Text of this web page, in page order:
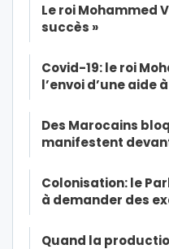
Le roi Mohammed
succès »
Covid-19: le roi
l’envoi d’une aide
Des Marocains
manifestent
Colonisation: le
à demander des
Quand la